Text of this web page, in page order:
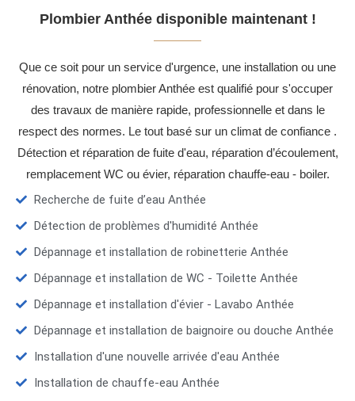
Plombier Anthée disponible maintenant !
Que ce soit pour un service d'urgence, une installation ou une
rénovation, notre plombier Anthée est qualifié pour s'occuper
des travaux de manière rapide, professionnelle et dans le
respect des normes. Le tout basé sur un climat de confiance .
Détection et réparation de fuite d'eau, réparation d’écoulement,
remplacement WC ou évier, réparation chauffe-eau - boiler.
Recherche de fuite d’eau Anthée
Détection de problèmes d'humidité Anthée
Dépannage et installation de robinetterie Anthée
Dépannage et installation de WC - Toilette Anthée
Dépannage et installation d'évier - Lavabo Anthée
Dépannage et installation de baignoire ou douche Anthée
Installation d'une nouvelle arrivée d'eau Anthée
Installation de chauffe-eau Anthée